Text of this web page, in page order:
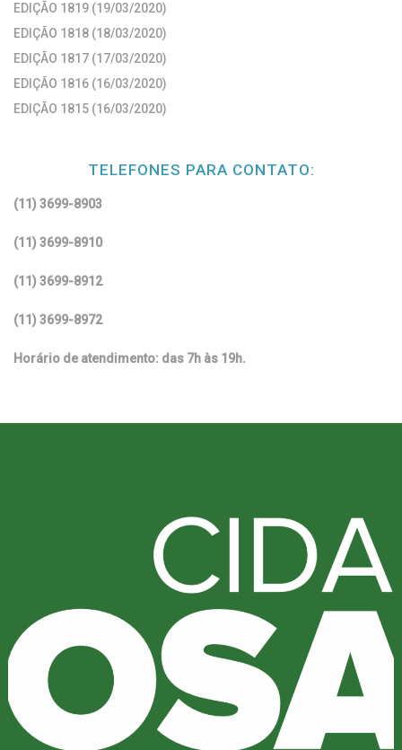
EDIÇÃO 1819 (19/03/2020)
EDIÇÃO 1818 (18/03/2020)
EDIÇÃO 1817 (17/03/2020)
EDIÇÃO 1816 (16/03/2020)
EDIÇÃO 1815 (16/03/2020)
TELEFONES PARA CONTATO:
(11) 3699-8903
(11) 3699-8910
(11) 3699-8912
(11) 3699-8972
Horário de atendimento: das 7h às 19h.